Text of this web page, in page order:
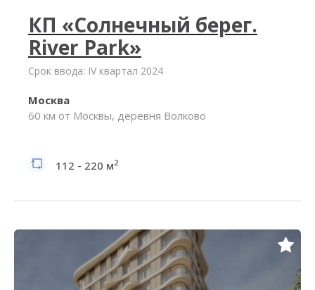
КП «Солнечный берег.
River Park»
Срок ввода: IV квартал 2024
Москва
60 км от Москвы, деревня Волково
112 - 220 м2